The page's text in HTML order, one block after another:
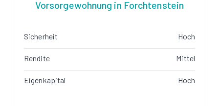
Vorsorgewohnung in Forchtenstein
Sicherheit Hoch
Rendite Mittel
Eigenkapital Hoch